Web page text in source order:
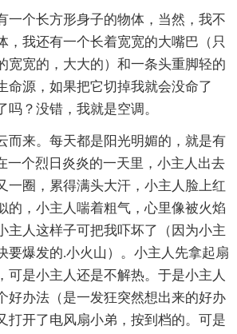
个长方形身子的物体，当然，我不
，我还有一个长着宽宽的大嘴巴（只
宽宽的，大大的）和一条头重脚轻的
命源，如果把它切掉我就会没命了
吗？没错，我就是空调。
来。每天都是阳光明媚的，就是有
一个烈日炎炎的一天里，小主人出去
一圈，累得满头大汗，小主人脸上红
的，小主人喘着粗气，心里像被火焰
主人这样子可把我吓坏了（因为小主
要爆发的.小火山）。小主人先拿起扇
可是小主人还是不解热。于是小主人
好办法（是一发狂突然想出来的好办
打开了电风扇小弟，按到档的。可是